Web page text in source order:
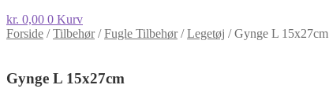
kr. 0,00 0 Kurv
Forside /Tilbehør/Fugle Tilbehør/Legetøj /Gynge L 15x27cm
Gynge L 15x27cm